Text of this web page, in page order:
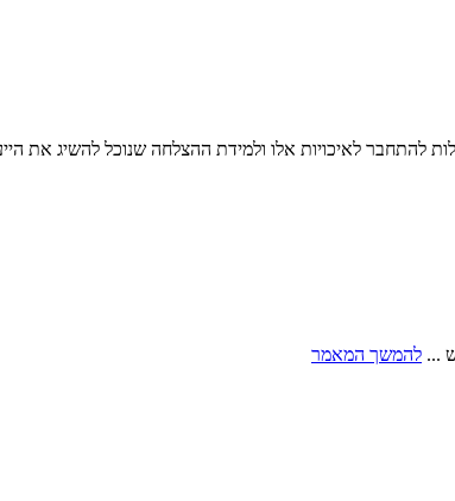
להתחבר לאיכויות אלו ולמידת ההצלחה שנוכל להשיג את
... להמשך המאמר